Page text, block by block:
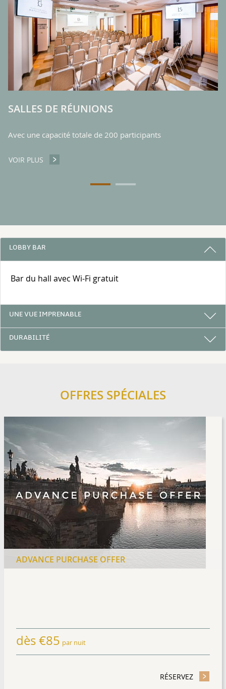
SALLES DE RÉUNIONS
Avec une capacité totale de 200 participants
VOIR PLUS SALLES DE RÉUNIONS
3 RAISONS DE RESTER AVEC NOUS
LOBBY BAR
Bar du hall avec Wi-Fi gratuit
UNE VUE IMPRENABLE
DURABILITÉ
OFFRES SPÉCIALES
ADVANCE PURCHASE OFFER
dès€85 par nuit
RÉSERVEZ -